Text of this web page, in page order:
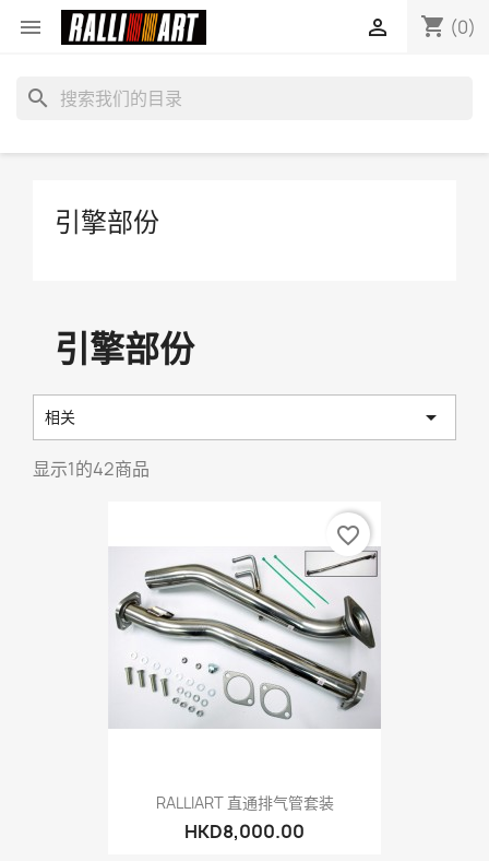
 shopping_cart (0)

search
引擎部份
引擎部份
相关 
显示1的42商品
RALLIART 直通排气管套装
HKD8,000.00
favorite_border